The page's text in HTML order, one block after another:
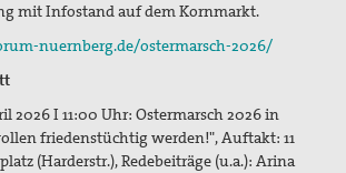
mit Infostand auf dem Kornmarkt.
nuernberg.de/ostermarsch-2026/
2026 I 11:00 Uhr: Ostermarsch 2026 in
friedenstüchtig werden!", Auftakt: 11
(Harderstr.), Redebeiträge (u.a.): Arina